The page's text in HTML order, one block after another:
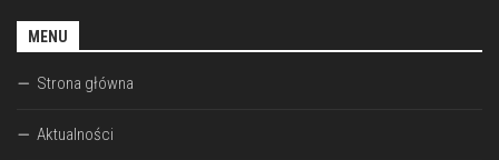
MENU
Strona główna
Aktualności